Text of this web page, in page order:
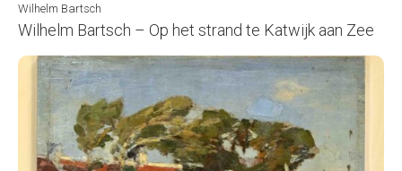
Wilhelm Bartsch
Wilhelm Bartsch – Op het strand te Katwijk aan Zee